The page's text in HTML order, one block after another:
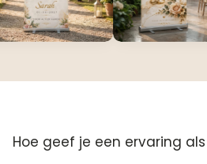
Hoe geef je een ervaring